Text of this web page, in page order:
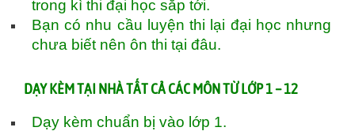
trong kì thi đại học sắp tới.
Bạn có nhu cầu luyện thi lại đại học nhưng
chưa biết nên ôn thi tại đâu.
DẠY KÈM TẠI NHÀ TẤT CẢ CÁC MÔN TỪ LỚP 1 – 12
Dạy kèm chuẩn bị vào lớp 1.